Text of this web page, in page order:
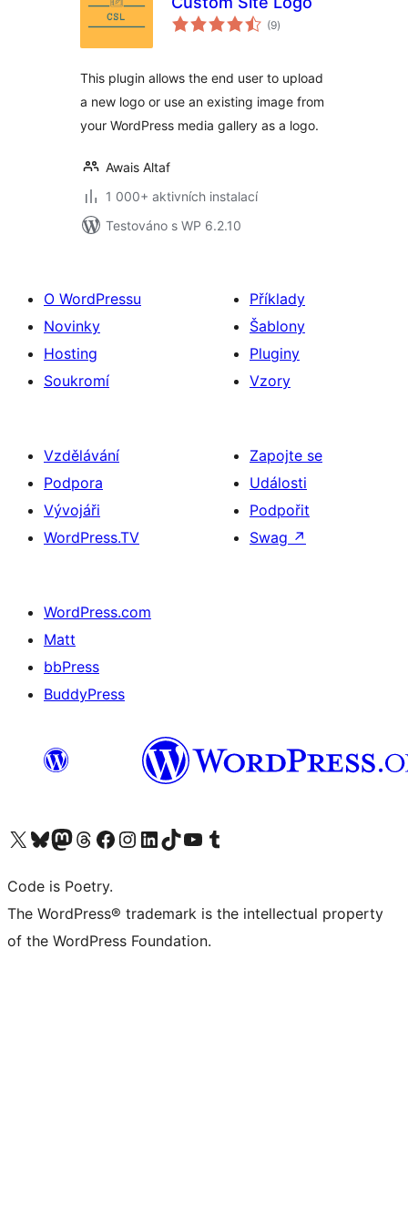
(9celkové
hodnocení
)
This plugin allows the end user to upload
a new logo or use an existing image from
your WordPress media gallery as a logo.
Awais Altaf
1 000+ aktivních instalací
Testováno s WP 6.2.10
O WordPressu
Novinky
Hosting
Soukromí
Příklady
Šablony
Pluginy
Vzory
Vzdělávání
Podpora
Vývojáři
WordPress.TV
Zapojte se
Události
Podpořit
Swag ↗
WordPress.com
Matt
bbPress
BuddyPress
Navštivte náš účet na X (dříve Twitter)
Navštivte náš Bluesky účetNavštivte náš účet Mastodon
Navštivte náš Threads účetNavštivte naši stránku na Facebooku
Navštivte náš Instagram účetNavštivte náš LinkedIn účetNavštivte náš TikTok účetNavštivte náš YouTube kanálNavštivte náš Tumblr účet
Code is Poetry.
The WordPress® trademark is the intellectual property
of the WordPress Foundation.